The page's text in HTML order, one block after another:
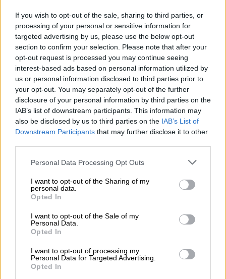
If you wish to opt-out of the sale, sharing to third parties, or
processing of your personal or sensitive information for
targeted advertising by us, please use the below opt-out
section to confirm your selection. Please note that after your
opt-out request is processed you may continue seeing
interest-based ads based on personal information utilized by
us or personal information disclosed to third parties prior to
your opt-out. You may separately opt-out of the further
disclosure of your personal information by third parties on the
IAB’s list of downstream participants. This information may
also be disclosed by us to third parties on the IAB’s List of
Downstream Participants that may further disclose it to other
Please note that this website/app uses one or more Google
not limited to your visit or usage behaviour. You may click to
grant or deny consent to Google and its third-party tags to
use your data for below specified purposes in below Google
consent section.
Personal Data Processing Opt Outs
I want to opt-out of the Sharing of my
personal data.
Opted In
I want to opt-out of the Sale of my
Personal Data.
Opted In
I want to opt-out of processing my
Personal Data for Targeted Advertising.
Opted In
ΔΙΑΒΑΣΤΕ ΕΠΙΣΗΣ
Ελλάδα|07.04.2025 14:07
Εξαρθρώθηκε συμμορία που λήστευε
και διακινούσε ναρκωτικά στην
Αττική - Πώς δρούσαν τα μέλη της
Η υπόθεση ξεκίνησε όταν αστυνομικοί του
Τμήματος ΝαρκωτικώντουΑερολιμένα
αποθήκες εταιρείας ταχυμεταφορών στις
Αχαρνές. Κατά τον έλεγχο διαπιστώθηκε ότι
το δέμα περιείχε ποσότητες ναρκωτικών,
ενώ από την έρευνα ταυτοποιήθηκαν τα
στοιχεία του
προέκυψε, είχε οργανώσει και την αποστολή